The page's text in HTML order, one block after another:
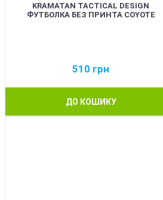
KRAMATAN TACTICAL DESIGN
ФУТБОЛКА БЕЗ ПРИНТА COYOTE
510 грн
ДО КОШИКУ